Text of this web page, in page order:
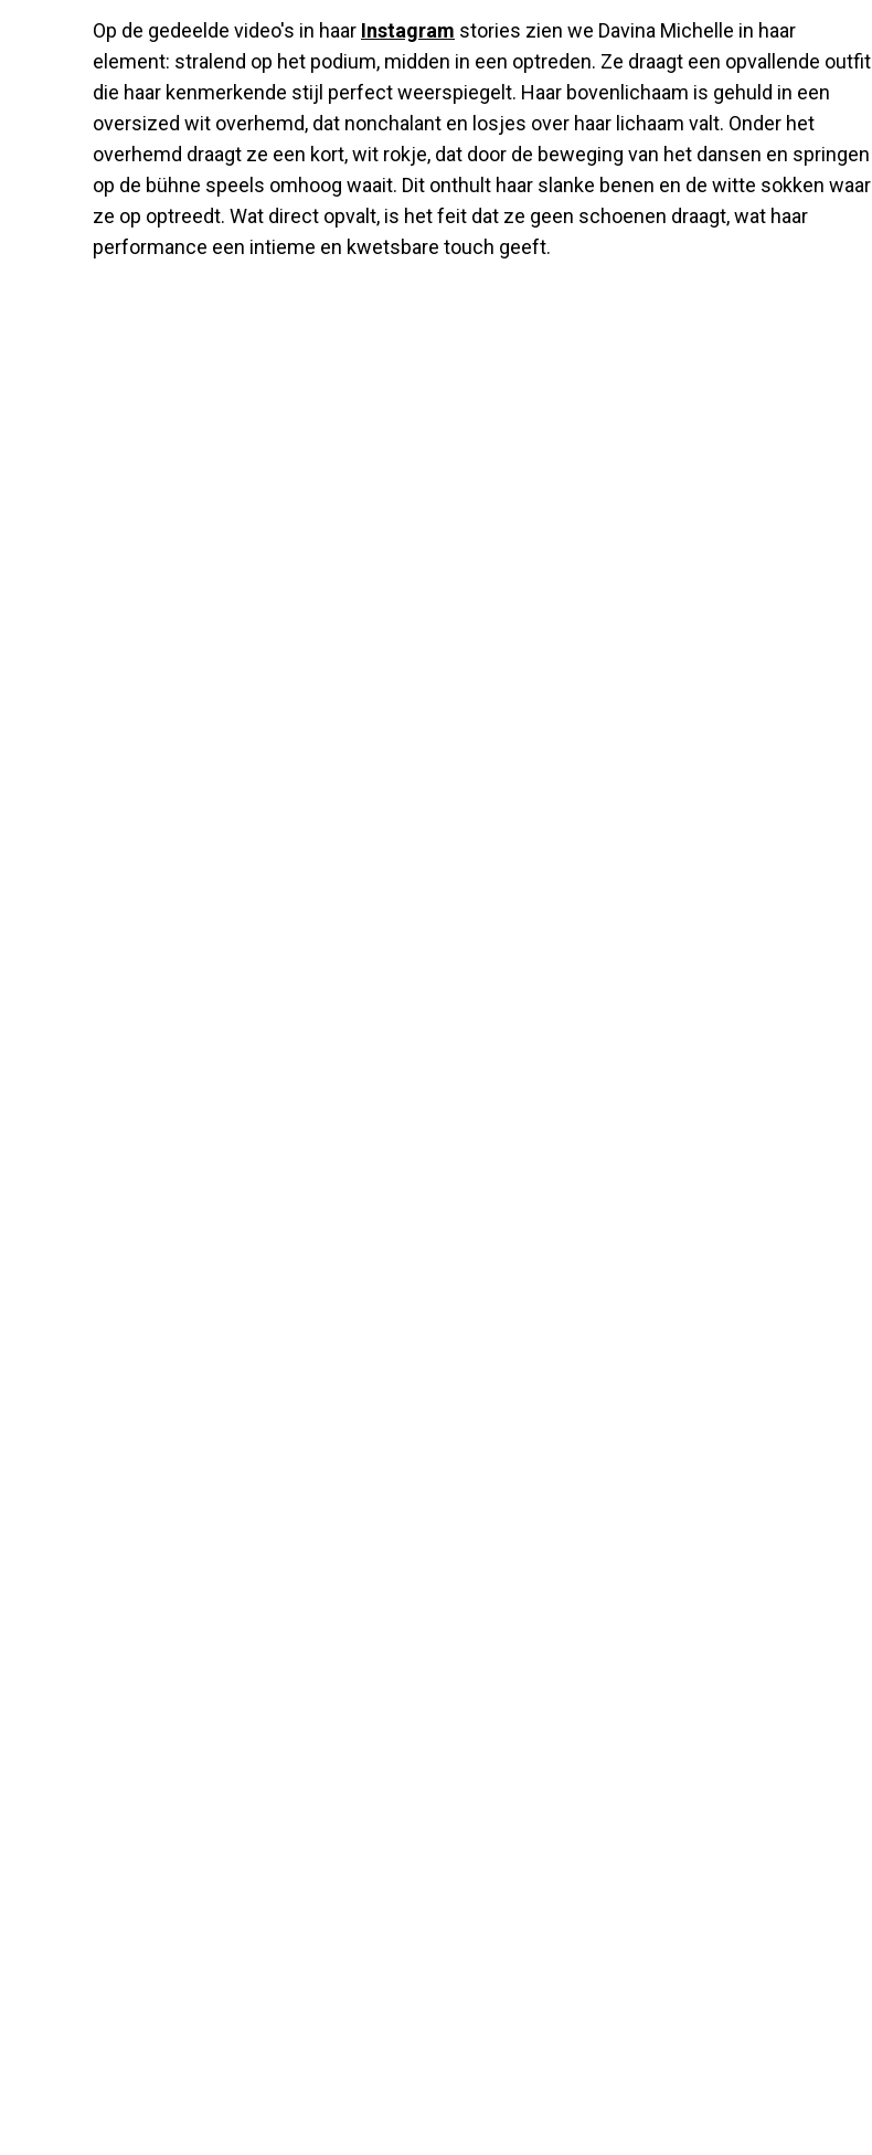
Op de gedeelde video's in haar Instagram stories zien we Davina Michelle in haar
element: stralend op het podium, midden in een optreden. Ze draagt een opvallende outfit
die haar kenmerkende stijl perfect weerspiegelt. Haar bovenlichaam is gehuld in een
oversized wit overhemd, dat nonchalant en losjes over haar lichaam valt. Onder het
overhemd draagt ze een kort, wit rokje, dat door de beweging van het dansen en springen
op de bühne speels omhoog waait. Dit onthult haar slanke benen en de witte sokken waar
ze op optreedt. Wat direct opvalt, is het feit dat ze geen schoenen draagt, wat haar
performance een intieme en kwetsbare touch geeft.